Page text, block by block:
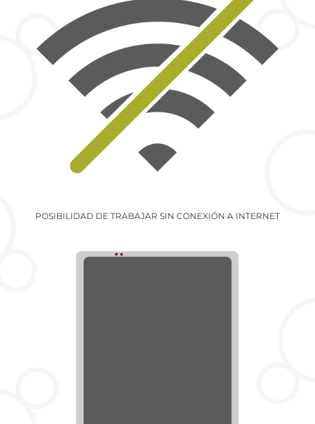
POSIBILIDAD DE TRABAJAR SIN CONEXIÓN A INTERNET